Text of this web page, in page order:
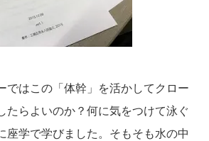
ではこの「体幹」を活かしてクロー
たらよいのか？何に気をつけて泳ぐ
座学で学びました。そもそも水の中